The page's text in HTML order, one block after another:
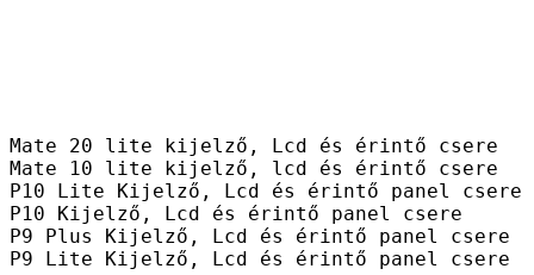
Mate 20 lite kijelző, Lcd és érintő csere
Mate 10 lite kijelző, lcd és érintő csere
P10 Lite Kijelző, Lcd és érintő panel csere
P10 Kijelző, Lcd és érintő panel csere
P9 Plus Kijelző, Lcd és érintő panel csere
P9 Lite Kijelző, Lcd és érintő panel csere